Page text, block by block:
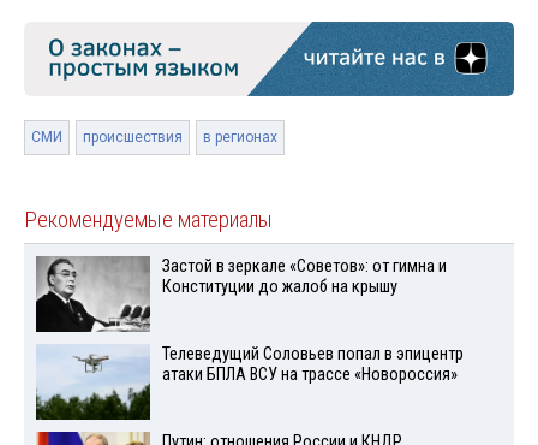
СМИ происшествия в регионах
Рекомендуемые материалы
Застой в зеркале «Советов»: от гимна и
Конституции до жалоб на крышу
Телеведущий Соловьев попал в эпицентр
атаки БПЛА ВСУ на трассе «Новороссия»